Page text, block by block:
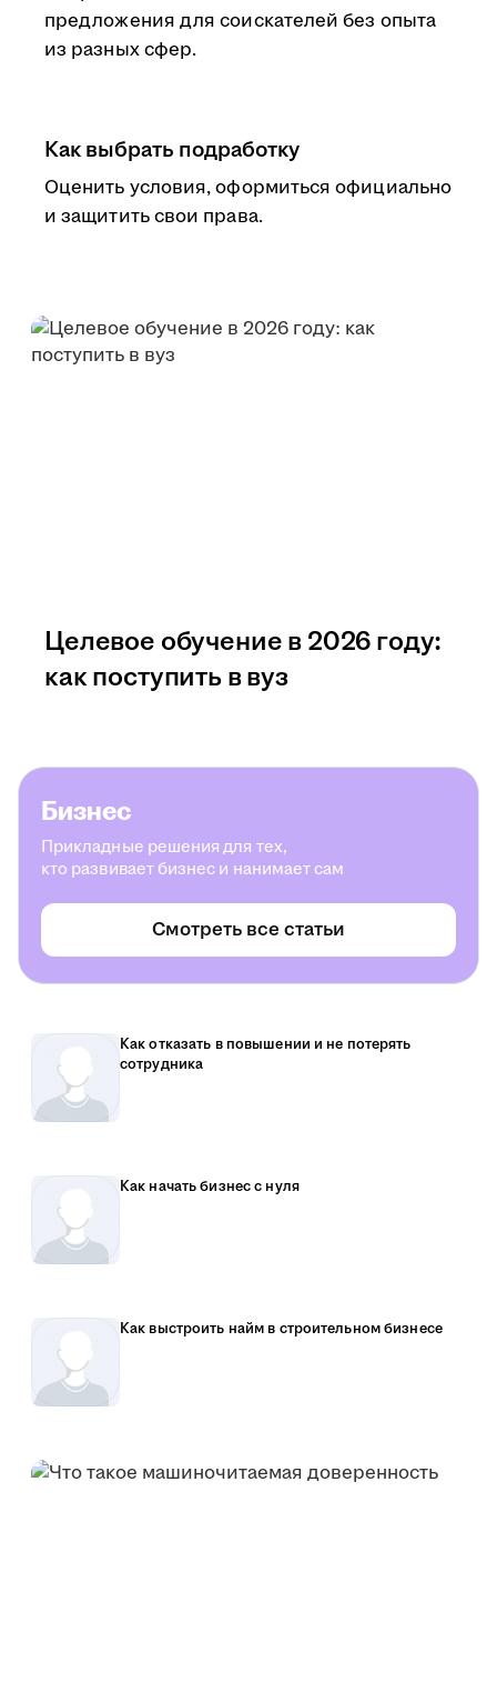
предложения для соискателей без опыта
из разных сфер.
Как выбрать подработку
Оценить условия, оформиться официально
и защитить свои права.
Целевое обучение в 2026 году:
как поступить в вуз
Бизнес
Прикладные решения для тех,
кто развивает бизнес и нанимает сам
Смотреть все статьи
Как отказать в повышении и не потерять
сотрудника
Как начать бизнес с нуля
Как выстроить найм в строительном бизнесе